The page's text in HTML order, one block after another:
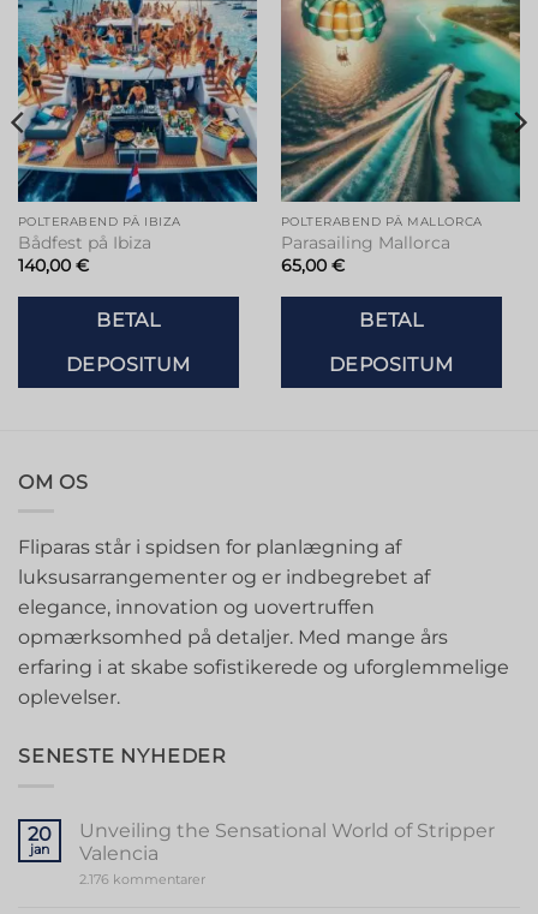
POLTERABEND PÅ IBIZA
Bådfest på Ibiza
140,00 €
BETAL
DEPOSITUM
POLTERABEND PÅ MALLORCA
Parasailing Mallorca
65,00 €
BETAL
DEPOSITUM
OM OS
Fliparas står i spidsen for planlægning af
luksusarrangementer og er indbegrebet af
elegance, innovation og uovertruffen
opmærksomhed på detaljer. Med mange års
erfaring i at skabe sofistikerede og uforglemmelige
oplevelser.
SENESTE NYHEDER
20
jan
Unveiling the Sensational World of Stripper
Valencia
2.176 kommentarertil